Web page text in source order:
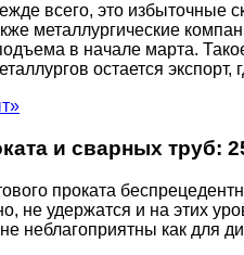
всего, это избыточные
металлургические
в начале марта.
остается экспорт,
и сварных труб:
проката
не удержатся и на этих
неблагоприятны как для